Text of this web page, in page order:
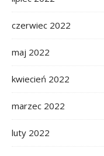
czerwiec 2022
maj 2022
kwiecień 2022
marzec 2022
luty 2022